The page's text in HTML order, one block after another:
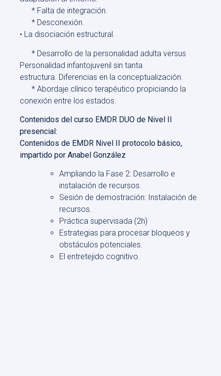
* Falta de integración.
* Desconexión.
• La disociación estructural.
* Desarrollo de la personalidad adulta versus
Personalidad infantojuvenil sin tanta
estructura. Diferencias en la conceptualización.
* Abordaje clínico terapéutico propiciando la
conexión entre los estados.
Contenidos del curso EMDR DUO de Nivel II
presencial:
Contenidos de EMDR Nivel II protocolo básico,
impartido por Anabel González
Ampliando la Fase 2: Desarrollo e
instalación de recursos.
Sesión de demostración: Instalación de
recursos.
Práctica supervisada (2h)
Estrategias para procesar bloqueos y
obstáculos potenciales.
El entretejido cognitivo.